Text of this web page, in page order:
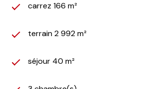
carrez 166 m²
terrain 2 992 m²
séjour 40 m²